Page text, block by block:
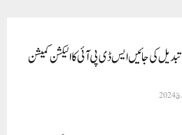
کی جائیں ایس ڈی پی آئی کا الیکشن کمیشن